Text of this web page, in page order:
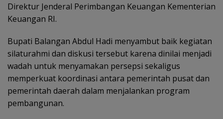
Direktur Jenderal Perimbangan Keuangan Kementerian
Keuangan RI.
Bupati Balangan Abdul Hadi menyambut baik kegiatan
silaturahmi dan diskusi tersebut karena dinilai menjadi
wadah untuk menyamakan persepsi sekaligus
memperkuat koordinasi antara pemerintah pusat dan
pemerintah daerah dalam menjalankan program
pembangunan.